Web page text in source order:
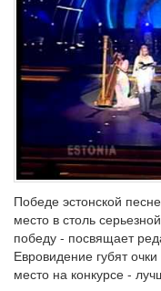
Победе эстонской
место в столь
победу - посвящает
Евровидение губят
место на конкурсе -